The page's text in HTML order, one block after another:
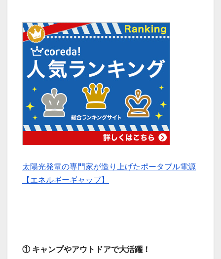
太陽光発電の専門家が造り上げたポータブル電源
【エネルギーギャップ】
① キャンプやアウトドアで大活躍！